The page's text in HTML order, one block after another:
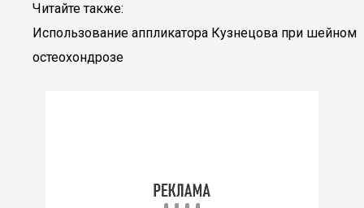
Читайте также:
Использование аппликатора Кузнецова при шейном
остеохондрозе